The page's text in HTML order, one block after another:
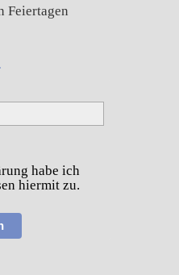
Feiertagen
habe ich
hiermit zu.